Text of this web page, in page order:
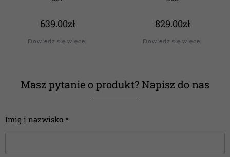
639.00zł
Dowiedz się więcej
829.00zł
Dowiedz się więcej
Masz pytanie o produkt? Napisz do nas
Imię i nazwisko *